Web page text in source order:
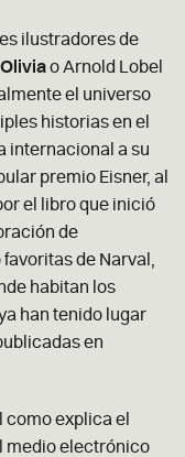
ilustradores de
Oliviao Arnold Lobel
el universo
historias en el
internacional a su
premio Eisner, al
el libro que inició
de
de Narval,
habitan los
han tenido lugar
en
como explica el
medio electrónico